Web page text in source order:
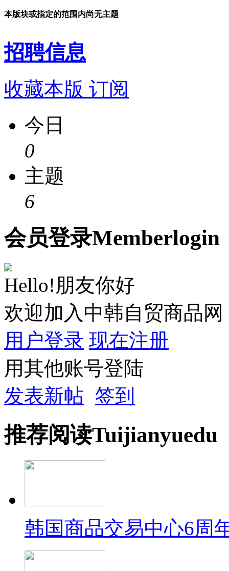
本版块或指定的范围内尚无主题
招聘信息
收藏本版 订阅
今日
0
主题
6
会员登录Memberlogin
Hello!朋友你好
欢迎加入中韩自贸商品网
用户登录 现在注册
用其他账号登陆
发表新帖 签到
推荐阅读Tuijianyuedu
韩国商品交易中心6周